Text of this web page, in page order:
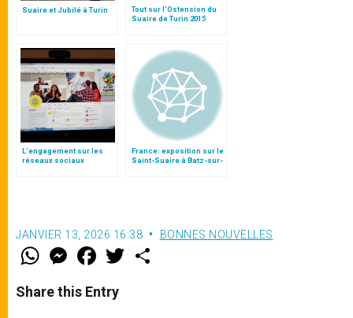
Suaire et Jubilé à Turin
Tout sur l'Ostension du
Suaire de Turin 2015
L’engagement sur les
réseaux sociaux
France: exposition sur le
Saint-Suaire à Batz-sur-
Mer (Nantes)
JANVIER 13, 2026 16:38 BONNES NOUVELLES
W
t
s
M
e
s
e
F
a
e
b
w
Share this Entry